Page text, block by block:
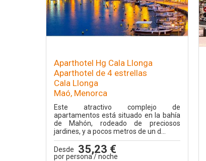
Aparthotel Hg Cala Llonga
Aparthotel de 4 estrellas
Cala Llonga
Maó, Menorca
Este atractivo complejo de
apartamentos está situado en la bahía
de Mahón, rodeado de preciosos
jardines, y a pocos metros de un d...
Desde 35,23 €
por persona / noche